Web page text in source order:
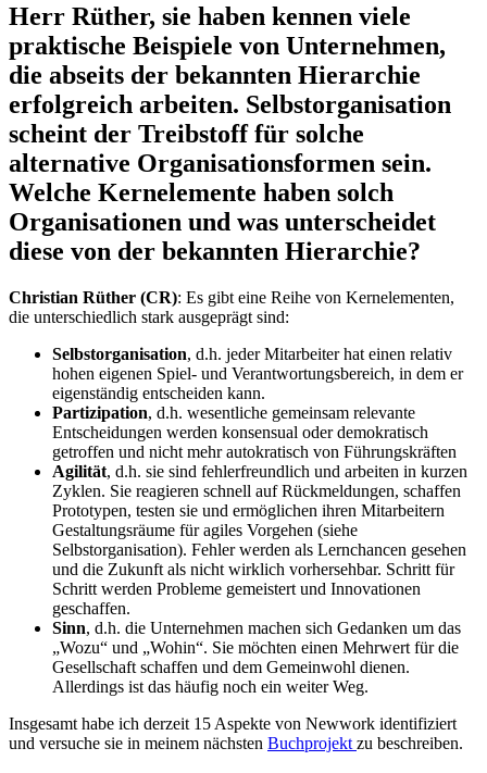
Herr Rüther, sie haben kennen viele
praktische Beispiele von Unternehmen,
die abseits der bekannten Hierarchie
erfolgreich arbeiten. Selbstorganisation
scheint der Treibstoff für solche
alternative Organisationsformen sein.
Welche Kernelemente haben solch
Organisationen und was unterscheidet
diese von der bekannten Hierarchie?
Christian Rüther (CR): Es gibt eine Reihe von Kernelementen,
die unterschiedlich stark ausgeprägt sind:
Selbstorganisation, d.h. jeder Mitarbeiter hat einen relativ
hohen eigenen Spiel- und Verantwortungsbereich, in dem er
eigenständig entscheiden kann.
Partizipation, d.h. wesentliche gemeinsam relevante
Entscheidungen werden konsensual oder demokratisch
getroffen und nicht mehr autokratisch von Führungskräften
Agilität, d.h. sie sind fehlerfreundlich und arbeiten in kurzen
Zyklen. Sie reagieren schnell auf Rückmeldungen, schaffen
Prototypen, testen sie und ermöglichen ihren Mitarbeitern
Gestaltungsräume für agiles Vorgehen (siehe
Selbstorganisation). Fehler werden als Lernchancen gesehen
und die Zukunft als nicht wirklich vorhersehbar. Schritt für
Schritt werden Probleme gemeistert und Innovationen
geschaffen.
Sinn, d.h. die Unternehmen machen sich Gedanken um das
„Wozu“ und „Wohin“. Sie möchten einen Mehrwert für die
Gesellschaft schaffen und dem Gemeinwohl dienen.
Allerdings ist das häufig noch ein weiter Weg.
Insgesamt habe ich derzeit 15 Aspekte von Newwork identifiziert
und versuche sie in meinem nächsten Buchprojekt zu beschreiben.